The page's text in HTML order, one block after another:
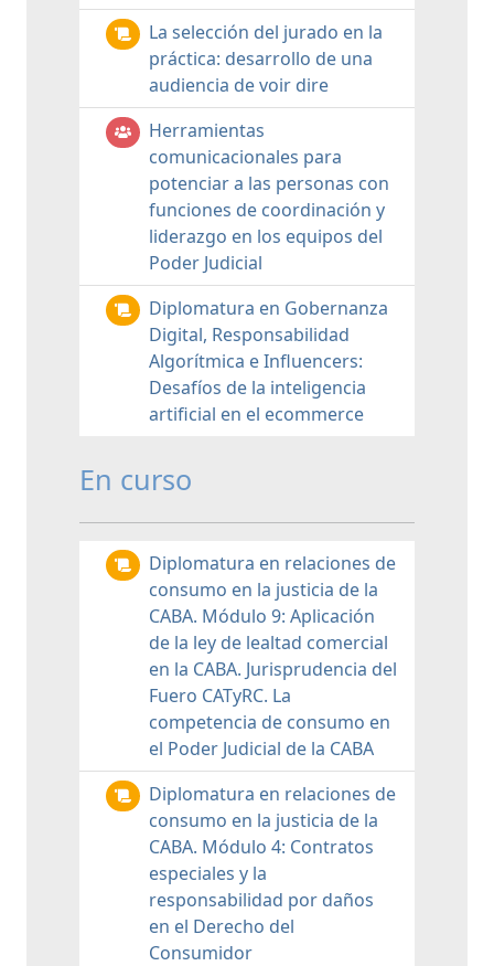
La selección del jurado en la
práctica: desarrollo de una
audiencia de voir dire
Herramientas
comunicacionales para
potenciar a las personas con
funciones de coordinación y
liderazgo en los equipos del
Poder Judicial
Diplomatura en Gobernanza
Digital, Responsabilidad
Algorítmica e Influencers:
Desafíos de la inteligencia
artificial en el ecommerce
En curso
Diplomatura en relaciones de
consumo en la justicia de la
CABA. Módulo 9: Aplicación
de la ley de lealtad comercial
en la CABA. Jurisprudencia del
Fuero CATyRC. La
competencia de consumo en
el Poder Judicial de la CABA
Diplomatura en relaciones de
consumo en la justicia de la
CABA. Módulo 4: Contratos
especiales y la
responsabilidad por daños
en el Derecho del
Consumidor